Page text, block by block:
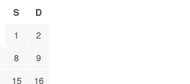
S
D
1
2
8
9
15 16